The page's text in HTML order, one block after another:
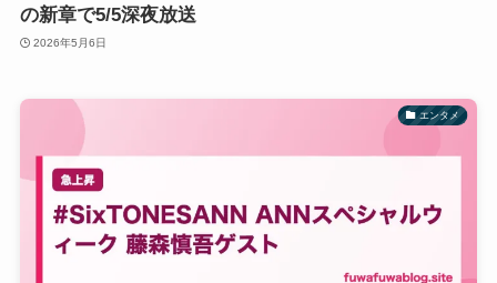
の新章で5/5深夜放送
2026年5月6日
エンタメ